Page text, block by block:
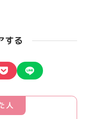
する
pocket
人